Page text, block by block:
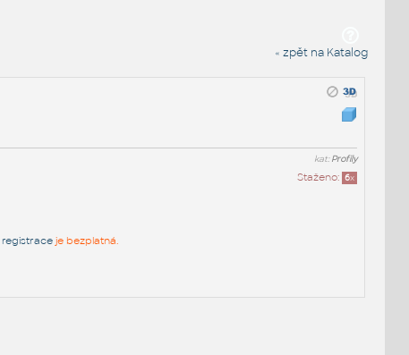
« zpět na Katalog
kat:Profily
Staženo: 6x
registraceje bezplatná.